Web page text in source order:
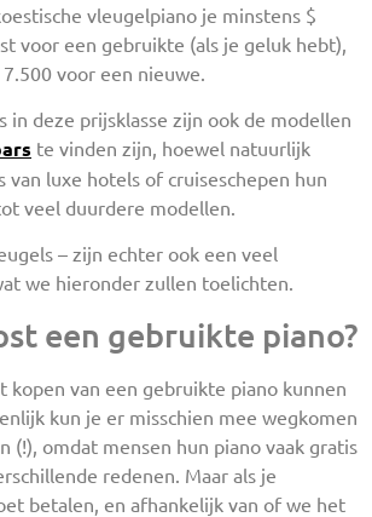
vleugelpiano je minstens $
voor een gebruikte (als je geluk hebt),
voor een nieuwe.
in deze prijsklasse zijn ook de modellen
te vinden zijn, hoewel natuurlijk
van luxe hotels of cruiseschepen hun
veel duurdere modellen.
– zijn echter ook een veel
we hieronder zullen toelichten.
een gebruikte piano?
kopen van een gebruikte piano kunnen
kun je er misschien mee wegkomen
(!), omdat mensen hun piano vaak gratis
redenen. Maar als je
betalen, en afhankelijk van of we het